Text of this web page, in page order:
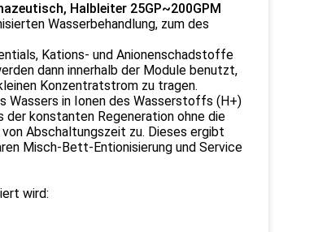
Halbleiter 25GP~200GPM
Wasserbehandlung, zum des
Kations- und Anionenschadstoffe
dann innerhalb der Module benutzt,
Konzentratstrom zu tragen.
Wassers in Ionen des Wasserstoffs (H+)
der konstanten Regeneration ohne die
Abschaltungszeit zu. Dieses ergibt
Misch-Bett-Entionisierung und Service
wird: